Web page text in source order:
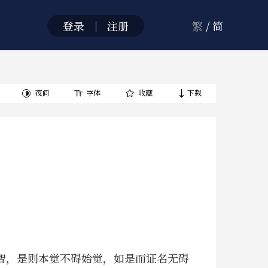
登录 ｜ 注册 繁 /简
夜间 字体 收藏 下载